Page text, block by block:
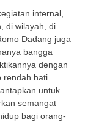
internal,
di wilayah, di
Dadang juga
bangga
dengan
hati.
untuk
semangat
bagi orang-